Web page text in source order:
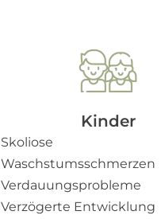
Kinder
Skoliose
Waschstumsschmerzen
Verdauungsprobleme
Verzögerte Entwicklung